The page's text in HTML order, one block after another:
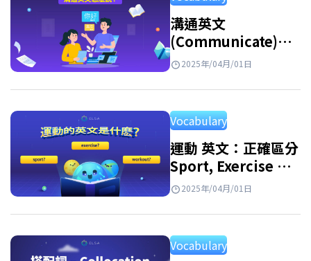
溝通英文
(Communicate)：
發音、意思、用法、
2025年/04月/01日
Vocabulary
運動 英文：正確區分
Sport, Exercise 和
Workout
2025年/04月/01日
Vocabulary